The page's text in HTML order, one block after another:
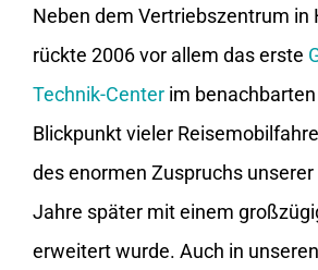
Neben dem Vertriebszentrum in
rückte 2006 vor allem das erste
Technik-Center im
Blickpunkt vieler
des enormen Zuspruchs
Jahre später mit einem
erweitert wurde. Auch in unseren